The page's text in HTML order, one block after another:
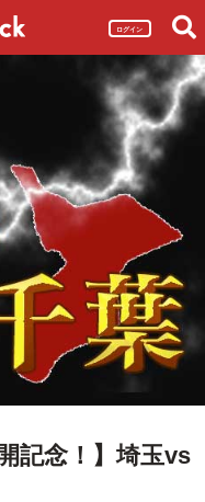
ログイン
記念！】埼玉vs